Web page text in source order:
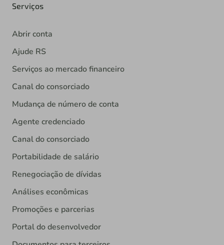
Serviços
Abrir conta
Ajude RS
Serviços ao mercado financeiro
Canal do consorciado
Mudança de número de conta
Agente credenciado
Canal do consorciado
Portabilidade de salário
Renegociação de dívidas
Análises econômicas
Promoções e parcerias
Portal do desenvolvedor